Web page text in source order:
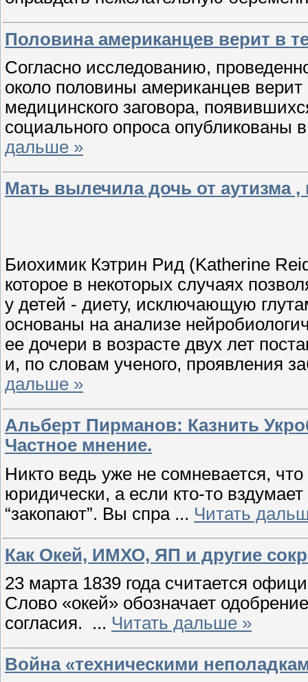
Половина американцев верит в
Согласно исследованию,
около половины американцев
медицинского заговора,
социального опроса
дальше »
Мать вылечила дочь от аутизма ,
Биохимик Кэтрин Рид (Katherine
которое в некоторых случаях
у детей - диету, исключающую
основаны на анализе
ее дочери в возрасте двух лет
и, по словам ученого, проявления
дальше »
Альберт Пирманов: Казнить
Частное мнение.
Никто ведь уже не сомневается,
юридически, а если кто-то
“закопают”. Вы спра ... Читать
Как Окей, ИМХО, ЯП и другие
23 марта 1839 года считается
Слово «окей» обозначает
согласия.
... Читать дальше »
Война «техническими